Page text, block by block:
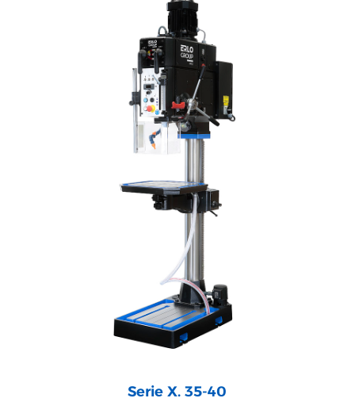
Serie X. 35-40